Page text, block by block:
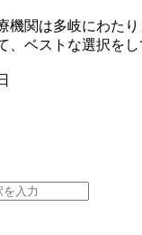
機関は多岐にわた
、ベストな選択をし